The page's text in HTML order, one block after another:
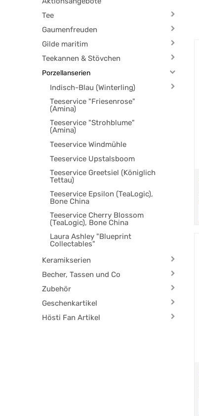
Tee
Gaumenfreuden
Gilde maritim
Teekannen & Stövchen
Porzellanserien
Indisch-Blau (Winterling)
Teeservice "Friesenrose"
(Amina)
Teeservice "Strohblume"
(Amina)
Teeservice Windmühle
Teeservice Upstalsboom
Teeservice Greetsiel (Königlich
Tettau)
Teeservice Epsilon (TeaLogic),
Bone China
Teeservice Cherry Blossom
(TeaLogic), Bone China
Laura Ashley "Blueprint
Collectables"
Keramikserien
Becher, Tassen und Co
Zubehör
Geschenkartikel
Hösti Fan Artikel